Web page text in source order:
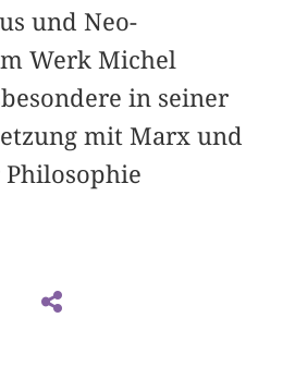
und Neo-
Werk Michel
in seiner
mit Marx und